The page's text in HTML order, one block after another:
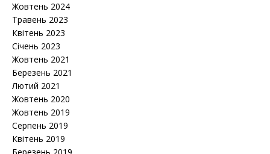
Жовтень 2024
Травень 2023
Квітень 2023
Січень 2023
Жовтень 2021
Березень 2021
Лютий 2021
Жовтень 2020
Жовтень 2019
Серпень 2019
Квітень 2019